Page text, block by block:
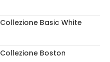
Collezione Basic White
Collezione Boston